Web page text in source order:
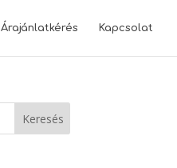
Árajánlatkérés Kapcsolat